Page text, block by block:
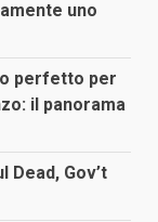
uno
perfetto per
il panorama
Dead, Gov’t